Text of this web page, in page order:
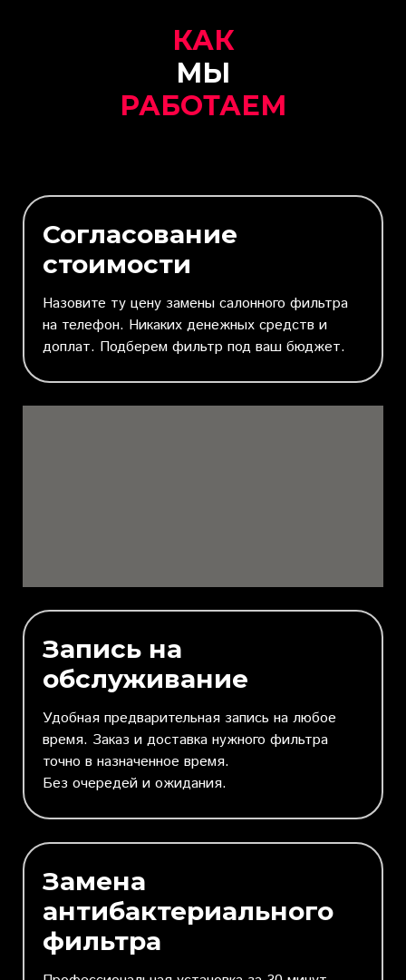
КАК
МЫ
РАБОТАЕМ
Согласование
стоимости
Назовите ту цену замены салонного фильтра
на телефон. Никаких денежных средств и
доплат. Подберем фильтр под ваш бюджет.
Запись на
обслуживание
Удобная предварительная запись на любое
время. Заказ и доставка нужного фильтра
точно в назначенное время.
Без очередей и ожидания.
Замена
антибактериального
фильтра